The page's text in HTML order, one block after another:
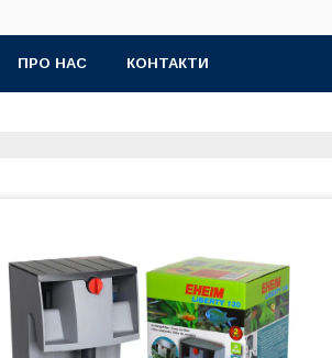
ПРО НАС КОНТАКТИ